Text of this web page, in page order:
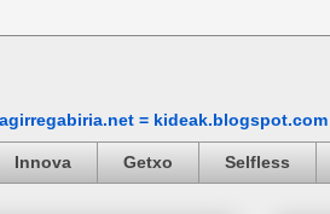
= kideak.blogspot.com
Innova Getxo Selfless